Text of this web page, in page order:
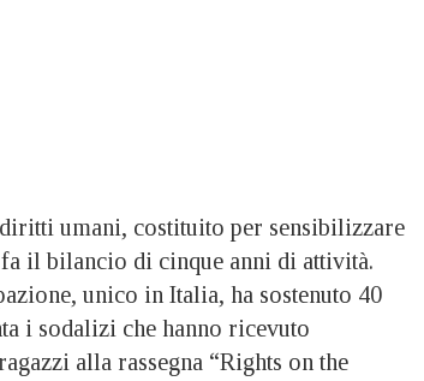
umani, costituito per sensibilizzare
il bilancio di cinque anni di attività.
unico in Italia, ha sostenuto 40
i sodalizi che hanno ricevuto
alla rassegna “Rights on the